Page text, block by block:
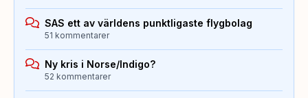
SAS ett av världens punktligaste flygbolag
51 kommentarer
Ny kris i Norse/Indigo?
52 kommentarer